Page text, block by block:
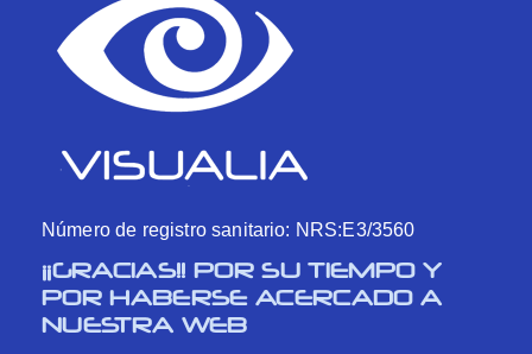
Número de registro sanitario: NRS:E3/3560
¡¡GRACIAS!! POR SU TIEMPO Y
POR HABERSE ACERCADO A
NUESTRA WEB